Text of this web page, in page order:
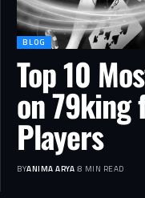
BLOG
Top 10
on 79king
Players
BYANIMA ARYA 8 MIN READ